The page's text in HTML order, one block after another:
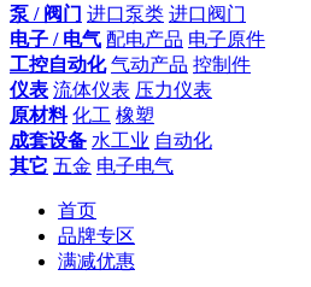
泵 / 阀门 进口泵类 进口阀门
电子 / 电气 配电产品 电子原件
工控自动化 气动产品 控制件
仪表 流体仪表 压力仪表
原材料 化工 橡塑
成套设备 水工业 自动化
其它 五金 电子电气
首页
品牌专区
满减优惠